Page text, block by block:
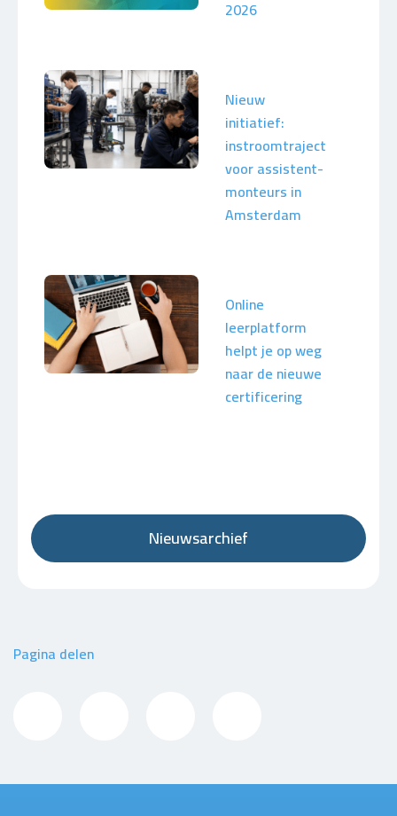
2026
Nieuw
initiatief:
instroomtraject
voor assistent-
monteurs in
Amsterdam
Online
leerplatform
helpt je op weg
naar de nieuwe
certificering
Nieuwsarchief
Pagina delen